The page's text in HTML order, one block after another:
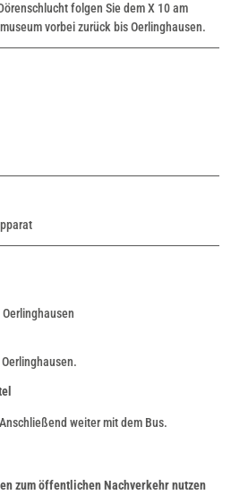
folgen Sie dem X 10 am
vorbei zurück bis Oerlinghausen.
weiter mit dem Bus.
zum öffentlichen Nachverkehr nutzen